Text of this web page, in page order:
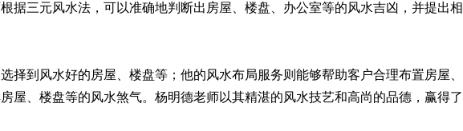
据三元风水法，可以准确地判断出房屋、楼盘、办公室等的风水吉凶，并提出相
择到风水好的房屋、楼盘等；他的风水布局服务则能够帮助客户合理布置房屋、
屋、楼盘等的风水煞气。杨明德老师以其精湛的风水技艺和高尚的品德，赢得了